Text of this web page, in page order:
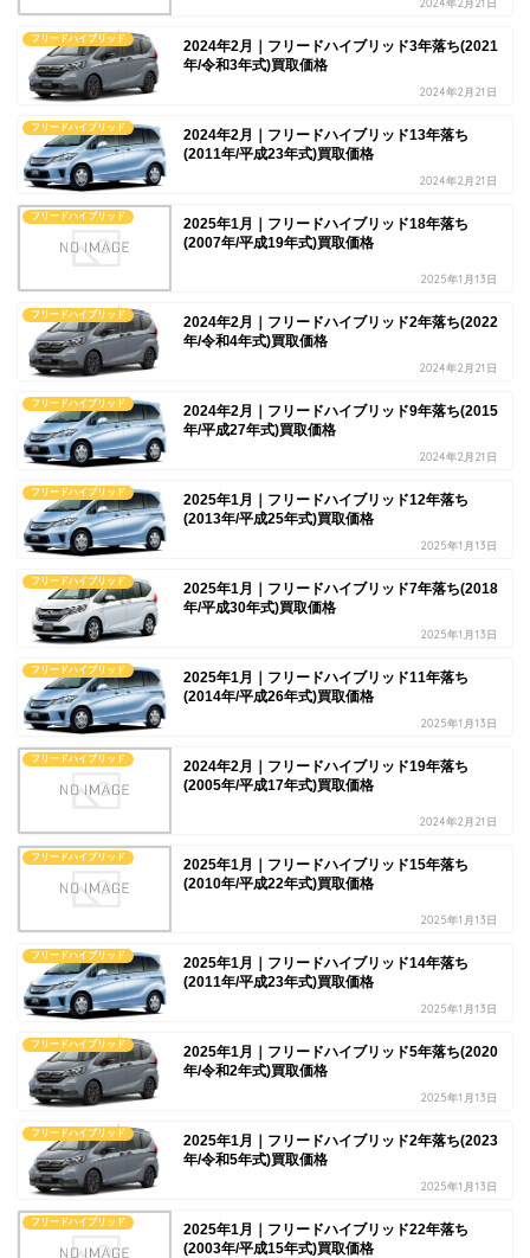
フリードハイブリッド
2024年2月｜フリードハイブリッド3年落ち(2021
年/令和3年式)買取価格
2024年2月21日
フリードハイブリッド
2024年2月｜フリードハイブリッド13年落ち
(2011年/平成23年式)買取価格
2024年2月21日
フリードハイブリッド
2025年1月｜フリードハイブリッド18年落ち
(2007年/平成19年式)買取価格
2025年1月13日
フリードハイブリッド
2024年2月｜フリードハイブリッド2年落ち(2022
年/令和4年式)買取価格
2024年2月21日
フリードハイブリッド
2024年2月｜フリードハイブリッド9年落ち(2015
年/平成27年式)買取価格
2024年2月21日
フリードハイブリッド
2025年1月｜フリードハイブリッド12年落ち
(2013年/平成25年式)買取価格
2025年1月13日
フリードハイブリッド
2025年1月｜フリードハイブリッド7年落ち(2018
年/平成30年式)買取価格
2025年1月13日
フリードハイブリッド
2025年1月｜フリードハイブリッド11年落ち
(2014年/平成26年式)買取価格
2025年1月13日
フリードハイブリッド
2024年2月｜フリードハイブリッド19年落ち
(2005年/平成17年式)買取価格
2024年2月21日
フリードハイブリッド
2025年1月｜フリードハイブリッド15年落ち
(2010年/平成22年式)買取価格
2025年1月13日
フリードハイブリッド
2025年1月｜フリードハイブリッド14年落ち
(2011年/平成23年式)買取価格
2025年1月13日
フリードハイブリッド
2025年1月｜フリードハイブリッド5年落ち(2020
年/令和2年式)買取価格
2025年1月13日
フリードハイブリッド
2025年1月｜フリードハイブリッド2年落ち(2023
年/令和5年式)買取価格
2025年1月13日
フリードハイブリッド
2025年1月｜フリードハイブリッド22年落ち
(2003年/平成15年式)買取価格